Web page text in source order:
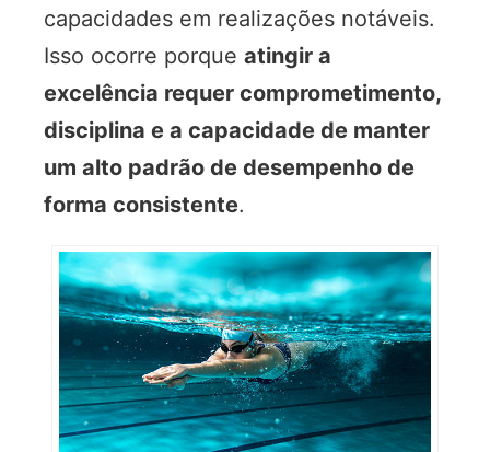
capacidades em realizações notáveis.
Isso ocorre porque atingir a
excelência requer comprometimento,
disciplina e a capacidade de manter
um alto padrão de desempenho de
forma consistente.